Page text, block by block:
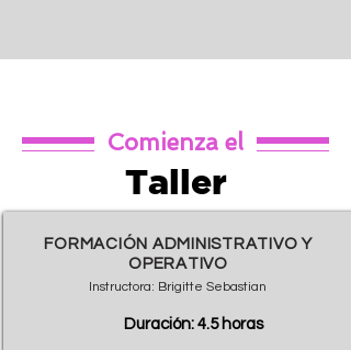
Comienza el
Taller
FORMACIÓN ADMINISTRATIVO Y
OPERATIVO
Instructora: Brigitte Sebastian
Duración: 4.5 horas